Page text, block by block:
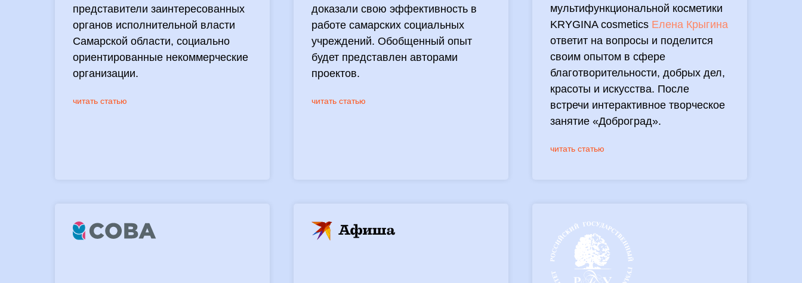
представители заинтересованных
органов исполнительной власти
Самарской области, социально
ориентированные некоммерческие
организации.
читать статью
доказали свою эффективность в
работе самарских социальных
учреждений. Обобщенный опыт
будет представлен авторами
проектов.
читать статью
мультифункциональной косметики
KRYGINA cosmetics Елена Крыгина
ответит на вопросы и поделится
своим опытом в сфере
благотворительности, добрых дел,
красоты и искусства. После
встречи интерактивное творческое
занятие «Доброград».
читать статью